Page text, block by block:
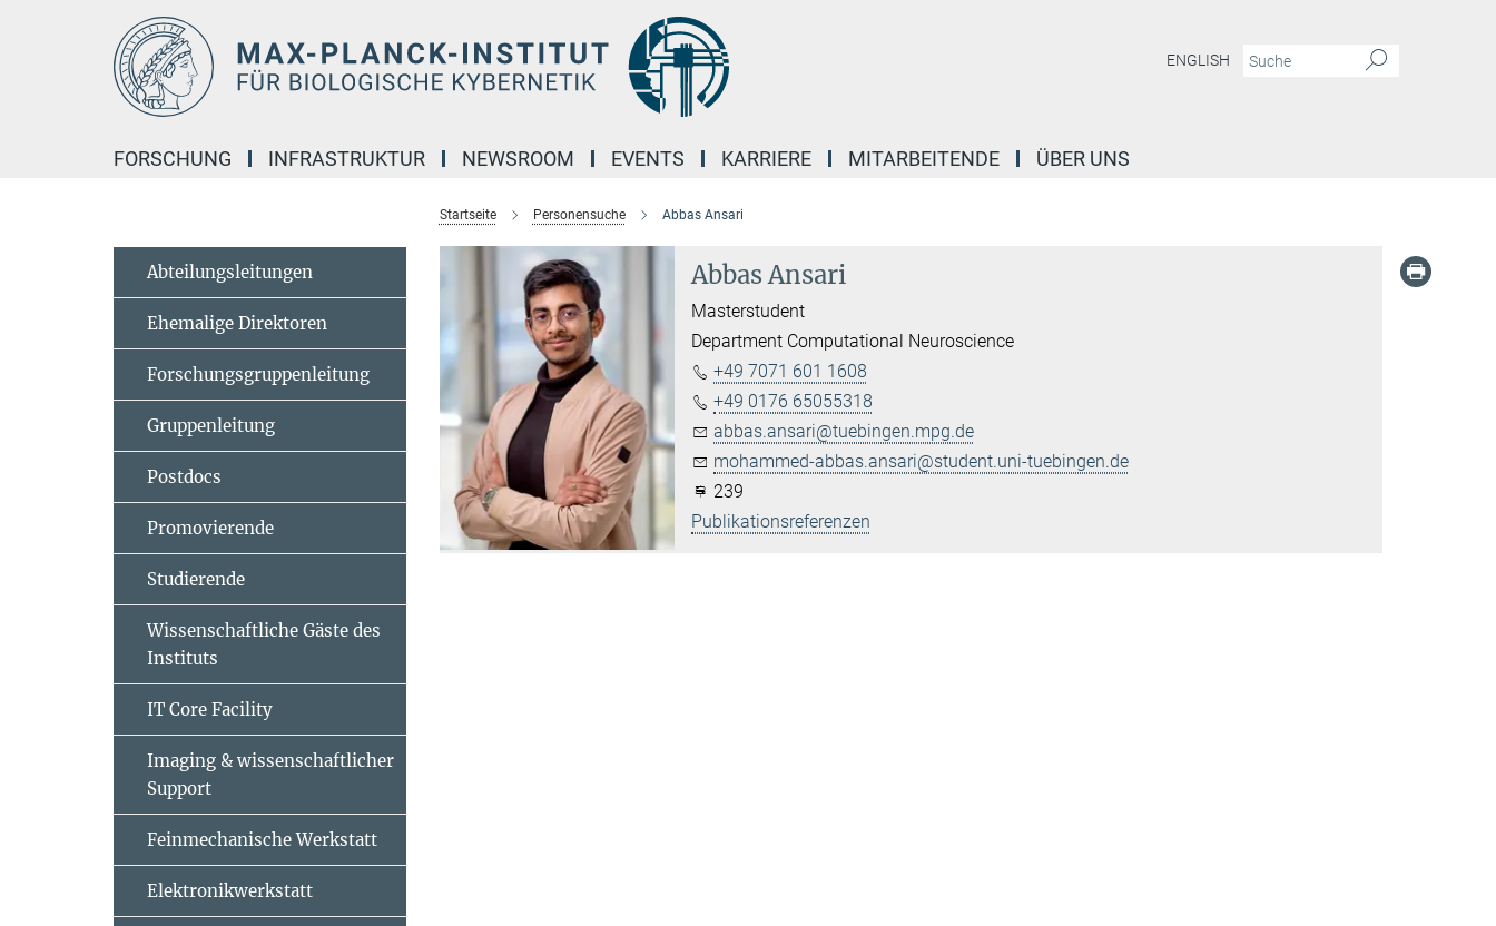
ENGLISH
FORSCHUNG INFRASTRUKTUR NEWSROOM EVENTS KARRIERE MITARBEITENDE ÜBER UNS
Startseite Personensuche Abbas Ansari
Abbas Ansari
Masterstudent
Department Computational Neuroscience
+49 7071 601 1608
+49 0176 65055318
abbas.ansari@tuebingen.mpg.de
mohammed-abbas.ansari@student.uni-tuebingen.de
239
Publikationsreferenzen
Abteilungsleitungen
Ehemalige Direktoren
Forschungsgruppenleitung
Gruppenleitung
Postdocs
Promovierende
Studierende
Wissenschaftliche Gäste des
Instituts
IT Core Facility
Imaging & wissenschaftlicher
Support
Feinmechanische Werkstatt
Elektronikwerkstatt